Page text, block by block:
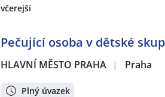
včerejší
Pečující osoba v dětské
HLAVNÍ MĚSTO PRAHA | Praha
Plný úvazek